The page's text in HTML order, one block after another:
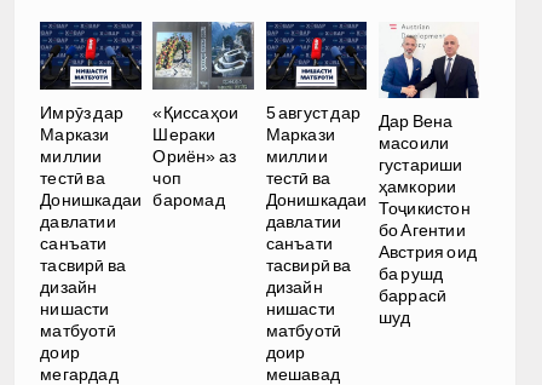
Имрӯз дар
Маркази
миллии
тестӣ ва
Донишкадаи
давлатии
санъати
тасвирӣ ва
дизайн
нишасти
матбуотӣ
доир
мегардад
«Қиссаҳои
Шераки
Ориён» аз
чоп
баромад
5 август дар
Маркази
миллии
тестӣ ва
Донишкадаи
давлатии
санъати
тасвирӣ ва
дизайн
нишасти
матбуотӣ
доир
мешавад
Дар Вена
масоили
густариши
ҳамкории
Тоҷикистон
бо Агентии
Австрия оид
ба рушд
баррасӣ
шуд